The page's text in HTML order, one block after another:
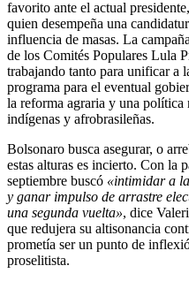
favorito ante el actual
quien desempeña una
influencia de masas. La
de los Comités Populares Lula
trabajando tanto para unificar a
programa para el eventual
la reforma agraria y una política
indígenas y afrobrasileñas.
Bolsonaro busca asegurar, o
estas alturas es incierto. Con la
septiembre buscó «intimidar a
y ganar impulso de arrastre
una segunda vuelta», dice
que redujera su altisonancia
prometía ser un punto de
proselitista.